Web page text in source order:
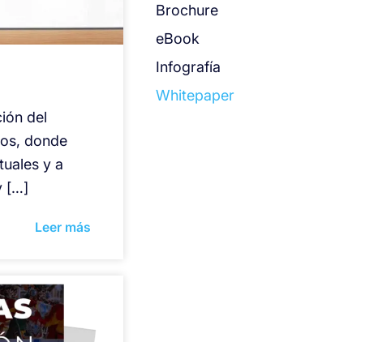
Brochure
eBook
Infografía
Whitepaper
del
donde
y a
[…]
Leer más